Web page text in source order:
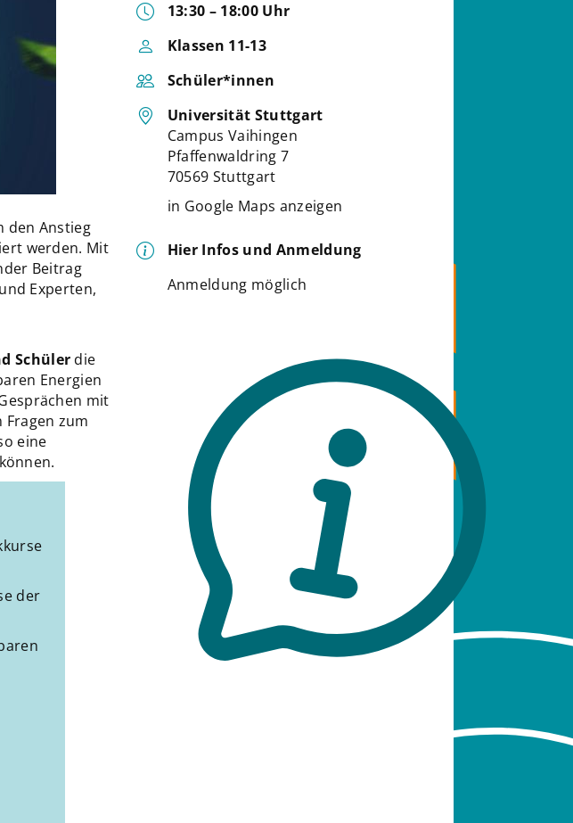
den Anstieg
werden. Mit
Beitrag
Experten,
Schüler die
Energien
mit
zum
eine
der
13:30 – 18:00 Uhr
Klassen 11-13
Schüler*innen
Universität Stuttgart
Campus Vaihingen
Pfaffenwaldring 7
70569 Stuttgart
in Google Maps anzeigen
Hier Infos und Anmeldung
Anmeldung möglich